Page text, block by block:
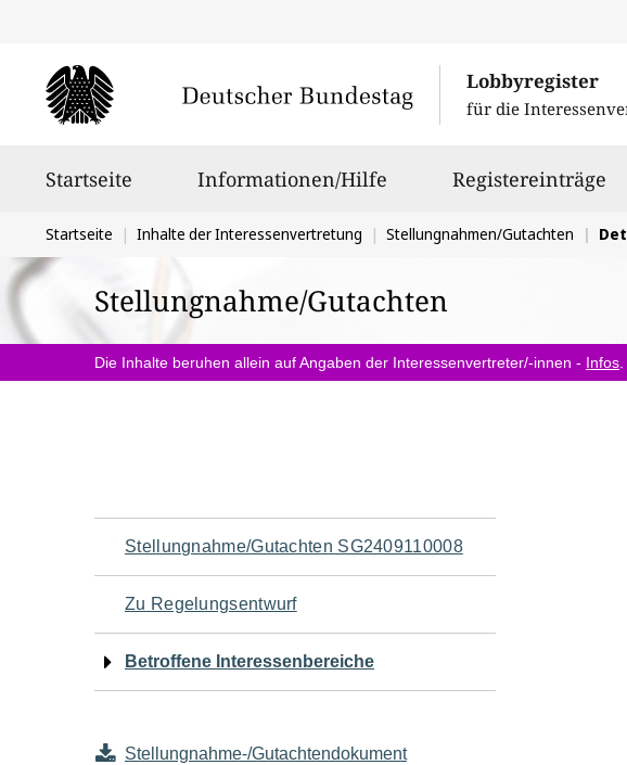
Lobbyregister
für die
Startseite Informationen/Hilfe Registereinträge
Sie
befinden
sich
hier:
Startseite Inhalte der Interessenvertretung Stellungnahmen/Gutachten
Stellungnahme/Gutachten
Die Inhalte beruhen allein auf Angaben der Interessenvertreter/-innen - Infos
Navigation
für
den
Seiteninhalt
Stellungnahme/Gutachten SG2409110008
Zu Regelungsentwurf
Betroffene Interessenbereiche
Stellungnahme-/Gutachtendokument